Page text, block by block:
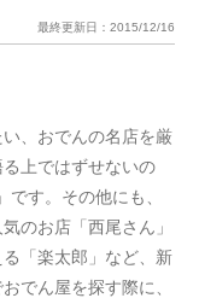
最終更新日： 2015/12/16
、おでんの名店を厳
上ではずせないの
す。その他にも、
のお店「西尾さん」
「楽太郎」など、新
でん屋を探す際に、